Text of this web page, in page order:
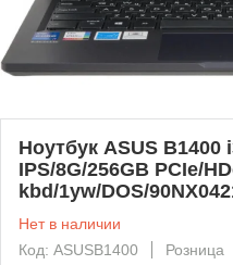
Ноутбук ASUS B1400
IPS/8G/256GB PCIe/
kbd/1yw/DOS/
Нет в наличии
Код: ASUSB1400
Розница